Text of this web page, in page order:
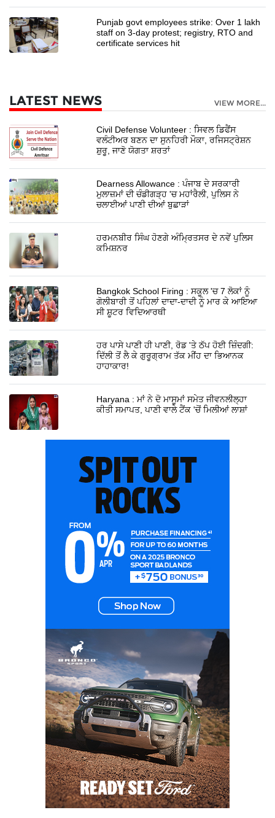
Punjab govt employees strike: Over 1 lakh
staff on 3-day protest; registry, RTO and
certificate services hit
LATEST NEWS VIEW MORE...
Civil Defense Volunteer : ਸਿਵਲ ਡਿਫੈਂਸ
ਵਲੰਟੀਅਰ ਬਣਨ ਦਾ ਸੁਨਹਿਰੀ ਮੌਕਾ, ਰਜਿਸਟ੍ਰੇਸ਼ਨ
ਸ਼ੁਰੂ, ਜਾਣੋ ਯੋਗਤਾ ਸ਼ਰਤਾਂ
Dearness Allowance : ਪੰਜਾਬ ਦੇ ਸਰਕਾਰੀ
ਮੁਲਾਜ਼ਮਾਂ ਦੀ ਚੰਡੀਗੜ੍ਹ 'ਚ ਮਹਾਂਰੈਲੀ, ਪੁਲਿਸ ਨੇ
ਚਲਾਈਆਂ ਪਾਣੀ ਦੀਆਂ ਬੁਛਾੜਾਂ
ਹਰਮਨਬੀਰ ਸਿੰਘ ਹੋਣਗੇ ਅੰਮ੍ਰਿਤਸਰ ਦੇ ਨਵੇਂ ਪੁਲਿਸ
ਕਮਿਸ਼ਨਰ
Bangkok School Firing : ਸਕੂਲ 'ਚ 7 ਲੋਕਾਂ ਨੂੰ
ਗੋਲੀਬਾਰੀ ਤੋਂ ਪਹਿਲਾਂ ਦਾਦਾ-ਦਾਦੀ ਨੂੰ ਮਾਰ ਕੇ ਆਇਆ
ਸੀ ਸ਼ੂਟਰ ਵਿਦਿਆਰਥੀ
ਹਰ ਪਾਸੇ ਪਾਣੀ ਹੀ ਪਾਣੀ, ਰੋਡ 'ਤੇ ਠੱਪ ਹੋਈ ਜ਼ਿੰਦਗੀ:
ਦਿੱਲੀ ਤੋਂ ਲੈ ਕੇ ਗੁਰੂਗ੍ਰਾਮ ਤੱਕ ਮੀਂਹ ਦਾ ਭਿਆਨਕ
ਹਾਹਾਕਾਰ!
Haryana : ਮਾਂ ਨੇ ਦੋ ਮਾਸੂਮਾਂ ਸਮੇਤ ਜੀਵਨਲੀਲ੍ਹਾ
ਕੀਤੀ ਸਮਾਪਤ, ਪਾਣੀ ਵਾਲੇ ਟੈਂਕ 'ਚੋਂ ਮਿਲੀਆਂ ਲਾਸ਼ਾਂ